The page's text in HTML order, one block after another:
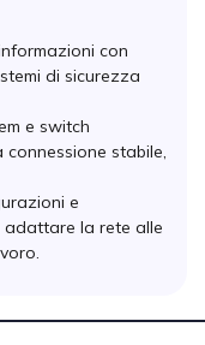
con
di sicurezza
e switch
stabile,
e
la rete alle